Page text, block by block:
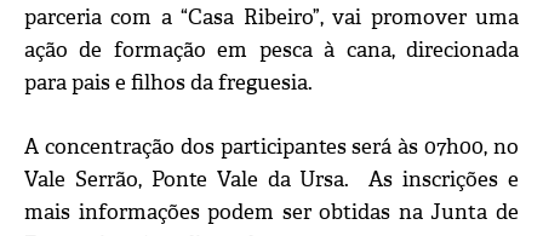
parceria com a “Casa Ribeiro”, vai promover uma
ação de formação em pesca à cana, direcionada
para pais e filhos da freguesia.
A concentração dos participantes será às 07h00, no
Vale Serrão, Ponte Vale da Ursa. As inscrições e
mais informações podem ser obtidas na Junta de